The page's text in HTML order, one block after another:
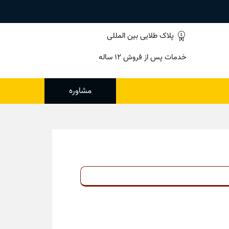
پلاک طلایی بین المللی
خدمات پس از فروش ۱۲ ساله
مشاوره